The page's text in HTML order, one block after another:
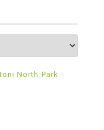
North Park -